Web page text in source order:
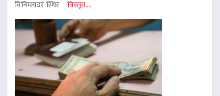
विनिमयदर स्थिर विस्तृत....